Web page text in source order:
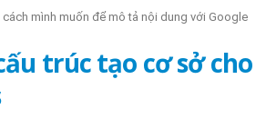
cách mình muốn để mô tả nội dung với Google
trúc tạo cơ sở cho